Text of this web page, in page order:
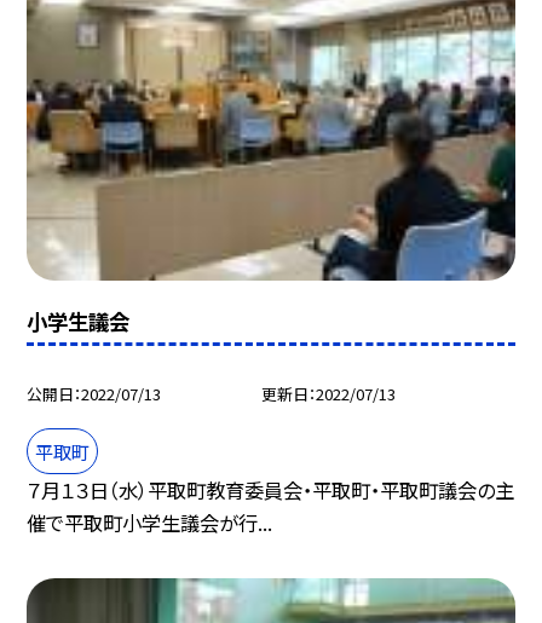
小学生議会
公開日 2022/07/13 更新日 2022/07/13
平取町
７月１３日（水）平取町教育委員会・平取町・平取町議会の主
催で平取町小学生議会が行...